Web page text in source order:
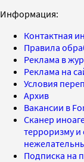
Информация:
Контактная
Правила
Реклама в
Реклама на
Условия
Архив
Вакансии в
Сканер
терроризму
Подписка на